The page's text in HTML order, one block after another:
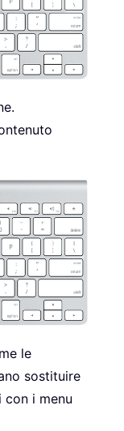
le
sostituire
con i menu